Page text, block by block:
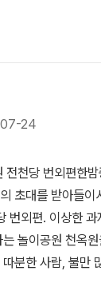
맹이네요 ㅎㅎ(
에피소드인 두
요~!​아빠와 야간
풀리지 않는 하
니다~!단골 손님
티켓을 받은 하
꺼이 가보기로 합
것~눈 깜짝할 새
네요^^​이 아이들
신중하게 고르는
받게 됩니다^^즐
을 넘길수록 소름
골목극장.그리고 '
과자를 만들어 파
손님을 찾아다닌
은 '천옥원'에 있는
수 있다. 첫번째
에게 접근해 체
신기하게도 천옥
천옥원의 모습.형
기구와 가게가 꽉
하다 선택한 건
느낌이 있는 것
가 흔히 놀이공원
절대 그렇지 않다
타나 '천옥원' 체험
상상할 수 없던
서운한 마음을 품
공원에 초대하기
한 가지를 고를 수
속상했던 하루타
나는 놀이공원에
데 대관람차는 2인
해야하나 싶었던
타자며 다가옵니
24
전천당 번외편한
초대를 받아들
번외편. 이상한
놀이공원 천옥
분한 사람, 불만